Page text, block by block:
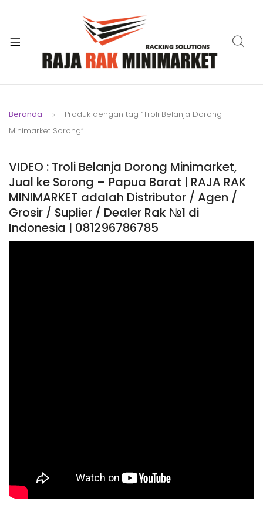
Beranda
Produk dengan tag “Troli Belanja Dorong
Minimarket Sorong”
VIDEO : Troli Belanja Dorong Minimarket,
Jual ke Sorong – Papua Barat | RAJA RAK
MINIMARKET adalah Distributor / Agen /
Grosir / Suplier / Dealer Rak №1 di
Indonesia | 081296786785